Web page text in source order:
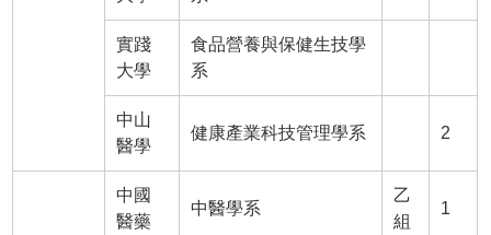
實踐
大學
食品營養與保健生技學
系
中山
醫學
健康產業科技管理學系 2
中國
醫藥
中醫學系
乙
組
1